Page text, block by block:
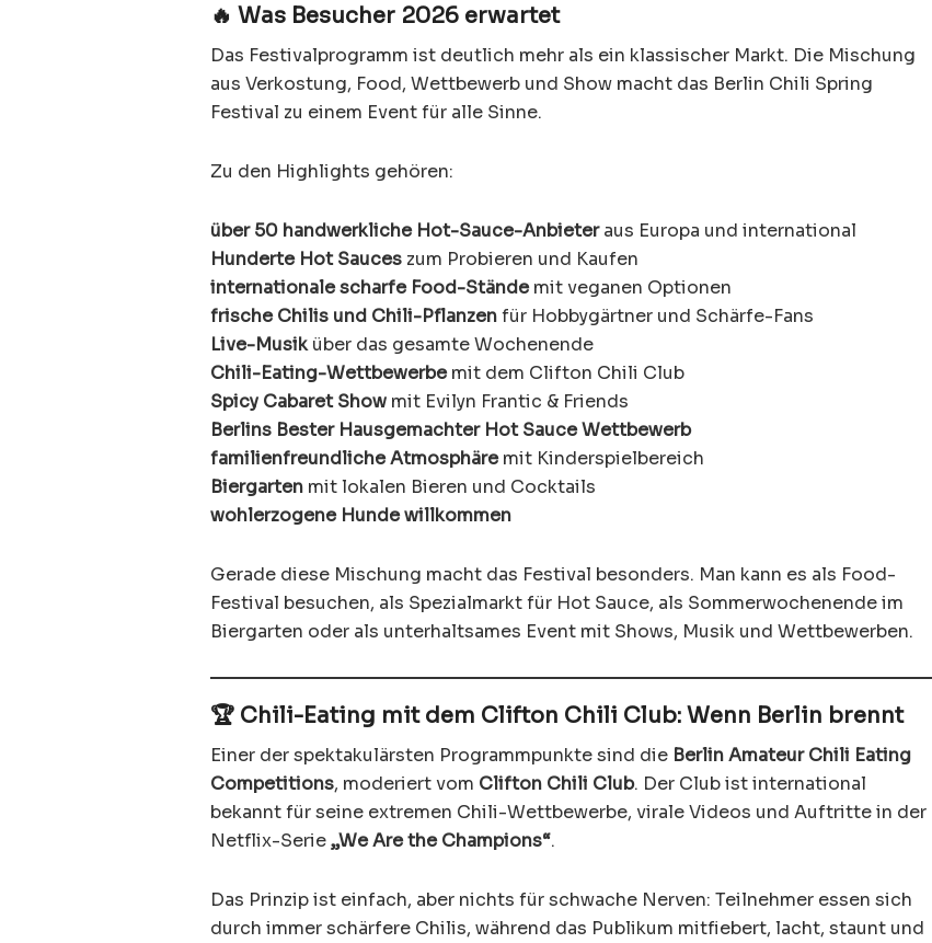
🔥 Was Besucher 2026 erwartet
Das Festivalprogramm ist deutlich mehr als ein klassischer Markt. Die Mischung
aus Verkostung, Food, Wettbewerb und Show macht das Berlin Chili Spring
Festival zu einem Event für alle Sinne.
Zu den Highlights gehören:
über 50 handwerkliche Hot-Sauce-Anbieteraus Europa und international
Hunderte Hot Sauces zum Probieren und Kaufen
internationale scharfe Food-Ständemit veganen Optionen
frische Chilis und Chili-Pflanzenfür Hobbygärtner und Schärfe-Fans
Live-Musiküber das gesamte Wochenende
Chili-Eating-Wettbewerbemit dem Clifton Chili Club
Spicy Cabaret Show mit Evilyn Frantic & Friends
Berlins Bester Hausgemachter Hot Sauce Wettbewerb
familienfreundliche Atmosphäremit Kinderspielbereich
Biergarten mit lokalen Bieren und Cocktails
wohlerzogene Hunde willkommen
Gerade diese Mischung macht das Festival besonders. Man kann es als Food-
Festival besuchen, als Spezialmarkt für Hot Sauce, als Sommerwochenende im
Biergarten oder als unterhaltsames Event mit Shows, Musik und Wettbewerben.
🏆 Chili-Eating mit dem Clifton Chili Club: Wenn Berlin brennt
Einer der spektakulärsten Programmpunkte sind die Berlin Amateur Chili Eating
Competitions, moderiert vom Clifton Chili Club. Der Club ist international
bekannt für seine extremen Chili-Wettbewerbe, virale Videos und Auftritte in der
Netflix-Serie„We Are the Champions“.
Das Prinzip ist einfach, aber nichts für schwache Nerven: Teilnehmer essen sich
durch immer schärfere Chilis, während das Publikum mitfiebert, lacht, staunt und